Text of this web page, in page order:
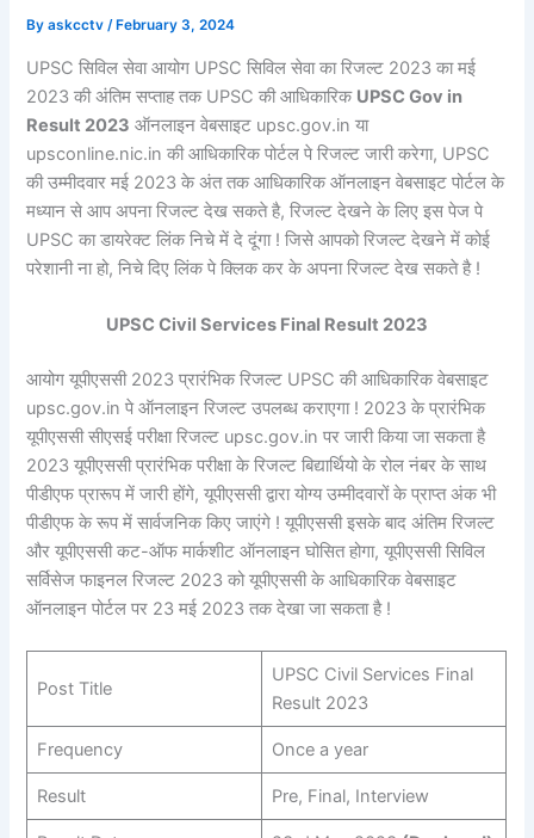
Byaskcctv/ February 3, 2024
UPSC सिविल सेवा आयोग UPSC सिविल सेवा का रिजल्ट 2023 का मई
2023 की अंतिम सप्ताह तक UPSC की आधिकारिक UPSC Gov in
Result 2023 ऑनलाइन वेबसाइट upsc.gov.in या
upsconline.nic.in की आधिकारिक पोर्टल पे रिजल्ट जारी करेगा, UPSC
की उम्मीदवार मई 2023 के अंत तक आधिकारिक ऑनलाइन वेबसाइट पोर्टल के
मध्यान से आप अपना रिजल्ट देख सकते है, रिजल्ट देखने के लिए इस पेज पे
UPSC का डायरेक्ट लिंक निचे में दे दूंगा ! जिसे आपको रिजल्ट देखने में कोई
परेशानी ना हो, निचे दिए लिंक पे क्लिक कर के अपना रिजल्ट देख सकते है !
UPSC Civil Services Final Result 2023
आयोग यूपीएससी 2023 प्रारंभिक रिजल्ट UPSC की आधिकारिक वेबसाइट
upsc.gov.in पे ऑनलाइन रिजल्ट उपलब्ध कराएगा ! 2023 के प्रारंभिक
यूपीएससी सीएसई परीक्षा रिजल्ट upsc.gov.in पर जारी किया जा सकता है
2023 यूपीएससी प्रारंभिक परीक्षा के रिजल्ट बिद्यार्थियो के रोल नंबर के साथ
पीडीएफ प्रारूप में जारी होंगे, यूपीएससी द्वारा योग्य उम्मीदवारों के प्राप्त अंक भी
पीडीएफ के रूप में सार्वजनिक किए जाएंगे ! यूपीएससी इसके बाद अंतिम रिजल्ट
और यूपीएससी कट-ऑफ मार्कशीट ऑनलाइन घोसित होगा, यूपीएससी सिविल
सर्विसेज फाइनल रिजल्ट 2023 को यूपीएससी के आधिकारिक वेबसाइट
ऑनलाइन पोर्टल पर 23 मई 2023 तक देखा जा सकता है !
Post Title
UPSC Civil Services Final
Result 2023
Frequency Once a year
Result Pre, Final, Interview